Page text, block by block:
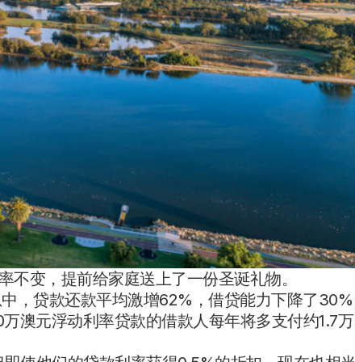
变，提前给家庭送上了一份圣诞礼物。
，贷款还款平均激增62%，借贷能力下降了30%
澳元浮动利率贷款的借款人每年将多支付约1.7万